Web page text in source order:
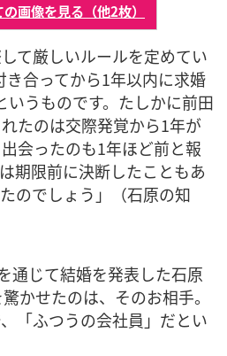
の画像を見る（他2枚）
て厳しいルールを定めてい
き合ってから1年以内に求婚
いうものです。たしかに前田
たのは交際発覚から1年が
会ったのも1年ほど前と報
期限前に決断したこともあ
のでしょう」（石原の知
通じて結婚を発表した石原
かせたのは、そのお相手。
「ふつうの会社員」だとい